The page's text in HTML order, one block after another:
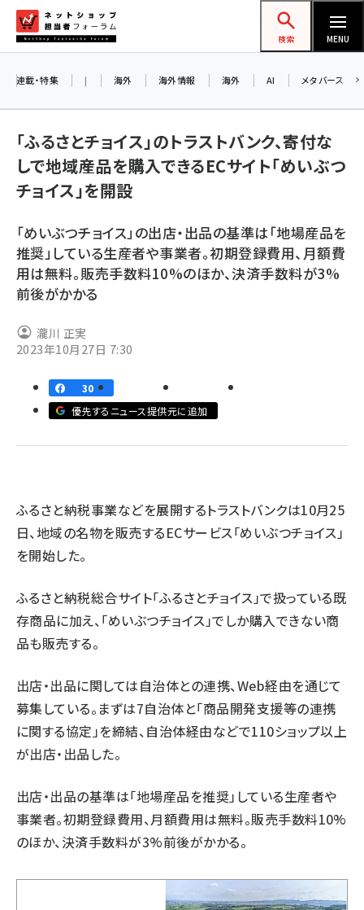
ン
ネットショップ担当者フォーラム
検索 MENU
amazon (2249)
楽天 (1871)
ecbeing (1207)
アスクル (1119)
base (1077)
revico (740)
連載・特集 | 海外 海外情報 海外 AI メタバース
「ふるさとチョイス」のトラストバンク、寄付な
しで地域産品を購入できるECサイト「めいぶつ
チョイス」を開設
「めいぶつチョイス」の出店・出品の基準は「地場産品を
推奨」している生産者や事業者。初期登録費用、月額費
用は無料。販売手数料10%のほか、決済手数料が3%
前後がかかる
瀧川 正実
2023年10月27日 7:30
30
優先するニュース提供元に追加
ふるさと納税事業などを展開するトラストバンクは10月25
日、地域の名物を販売するECサービス「めいぶつチョイス」
を開始した。
ふるさと納税総合サイト「ふるさとチョイス」で扱っている既
存商品に加え、「めいぶつチョイス」でしか購入できない商
品も販売する。
出店・出品に関しては自治体との連携、Web経由を通じて
募集している。まずは7自治体と「商品開発支援等の連携
に関する協定」を締結、自治体経由などで110ショップ以上
が出店・出品した。
出店・出品の基準は「地場産品を推奨」している生産者や
事業者。初期登録費用、月額費用は無料。販売手数料10%
のほか、決済手数料が3%前後がかかる。
AI
交流
参加